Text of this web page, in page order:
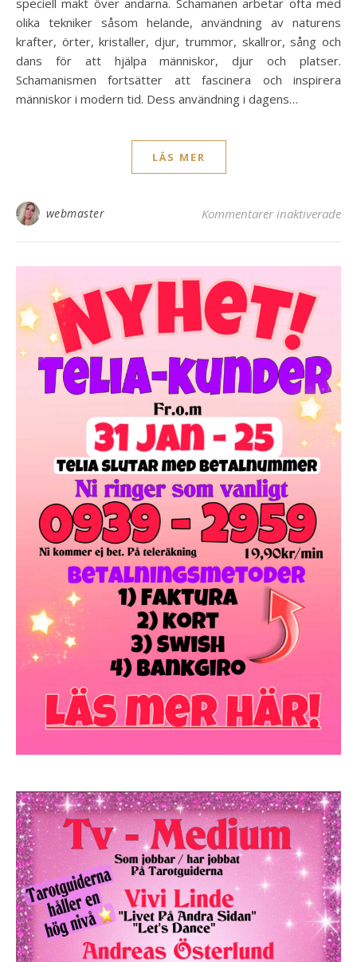
speciell makt över andarna. Schamanen arbetar ofta med
olika tekniker såsom helande, användning av naturens
krafter, örter, kristaller, djur, trummor, skallror, sång och
dans för att hjälpa människor, djur och platser.
Schamanismen fortsätter att fascinera och inspirera
människor i modern tid. Dess användning i dagens…
LÄS MER
webmaster Kommentarer inaktiveradeför